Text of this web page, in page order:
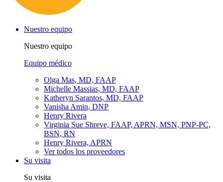
Nuestro equipo
Nuestro equipo
Equipo médico
Olga Mas, MD, FAAP
Michelle Massias, MD, FAAP
Katheryn Sarantos, MD, FAAP
Vanisha Amin, DNP
Henry Rivera
Virginia Sue Shreve, FAAP, APRN, MSN, PNP-PC,
BSN, RN
Henry Rivera, APRN
Ver todos los proveedores
Su visita
Su visita